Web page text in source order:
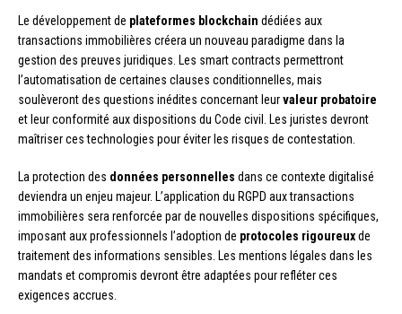
Le développement de plateformes blockchain dédiées aux
transactions immobilières créera un nouveau paradigme dans la
gestion des preuves juridiques. Les smart contracts permettront
l’automatisation de certaines clauses conditionnelles, mais
soulèveront des questions inédites concernant leurvaleur probatoire
et leur conformité aux dispositions du Code civil. Les juristes devront
maîtriser ces technologies pour éviter les risques de contestation.
La protection des données personnelles dans ce contexte digitalisé
deviendra un enjeu majeur. L’application du RGPD aux transactions
immobilières sera renforcée par de nouvelles dispositions spécifiques,
imposant aux professionnels l’adoption de protocoles rigoureuxde
traitement des informations sensibles. Les mentions légales dans les
mandats et compromis devront être adaptées pour refléter ces
exigences accrues.